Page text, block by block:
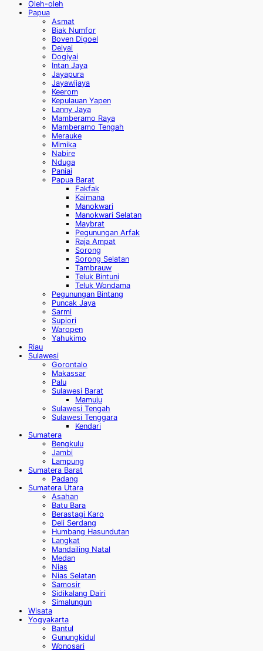
Oleh-oleh
Papua
Asmat
Biak Numfor
Boven Digoel
Deiyai
Dogiyai
Intan Jaya
Jayapura
Jayawijaya
Keerom
Kepulauan Yapen
Lanny Jaya
Mamberamo Raya
Mamberamo Tengah
Merauke
Mimika
Nabire
Nduga
Paniai
Papua Barat
Fakfak
Kaimana
Manokwari
Manokwari Selatan
Maybrat
Pegunungan Arfak
Raja Ampat
Sorong
Sorong Selatan
Tambrauw
Teluk Bintuni
Teluk Wondama
Pegunungan Bintang
Puncak Jaya
Sarmi
Supiori
Waropen
Yahukimo
Riau
Sulawesi
Gorontalo
Makassar
Palu
Sulawesi Barat
Mamuju
Sulawesi Tengah
Sulawesi Tenggara
Kendari
Sumatera
Bengkulu
Jambi
Lampung
Sumatera Barat
Padang
Sumatera Utara
Asahan
Batu Bara
Berastagi Karo
Deli Serdang
Humbang Hasundutan
Langkat
Mandailing Natal
Medan
Nias
Nias Selatan
Samosir
Sidikalang Dairi
Simalungun
Wisata
Yogyakarta
Bantul
Gunungkidul
Wonosari